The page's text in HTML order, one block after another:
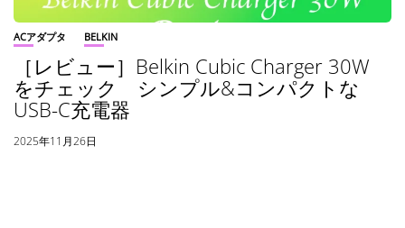
ACアダプタ BELKIN
［レビュー］Belkin Cubic Charger 30W
をチェック シンプル&コンパクトな
USB-C充電器
2025年11月26日